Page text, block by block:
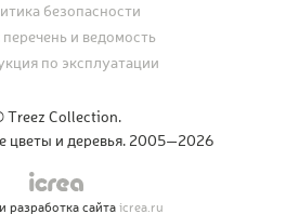
Treez Collection.
цветы и деревья. 2005—2026
безопасности
и ведомость
по эксплуатации
разработка сайтаicrea.ru